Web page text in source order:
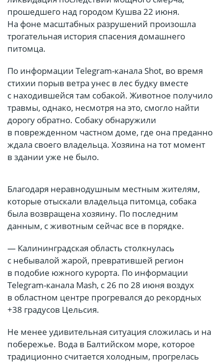
прошедшего над городом Кушва 22 июня.
На фоне масштабных разрушений произошла
трогательная история спасения домашнего
питомца.
По информации Telegram-канала Shot, во время
стихии порыв ветра унес в лес будку вместе
с находившейся там собакой. Животное получило
травмы, однако, несмотря на это, смогло найти
дорогу обратно. Собаку обнаружили
в поврежденном частном доме, где она преданно
ждала своего владельца. Хозяина на тот момент
в здании уже не было.
Благодаря неравнодушным местным жителям,
которые отыскали владельца питомца, собака
была возвращена хозяину. По последним
данным, с животным сейчас все в порядке.
— Калининградская область столкнулась
с небывалой жарой, превратившей регион
в подобие южного курорта. По информации
Telegram-канала Mash, с 26 по 28 июня воздух
в областном центре прогревался до рекордных
+38 градусов Цельсия.
Не менее удивительная ситуация сложилась и на
побережье. Вода в Балтийском море, которое
традиционно считается холодным, прогрелась